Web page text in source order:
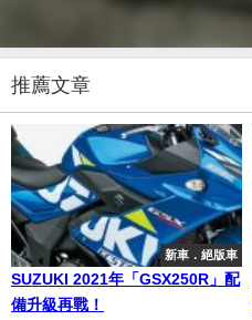
推薦文章
新車．絕版車
SUZUKI 2021年「GSX250R」配
備升級再戰！